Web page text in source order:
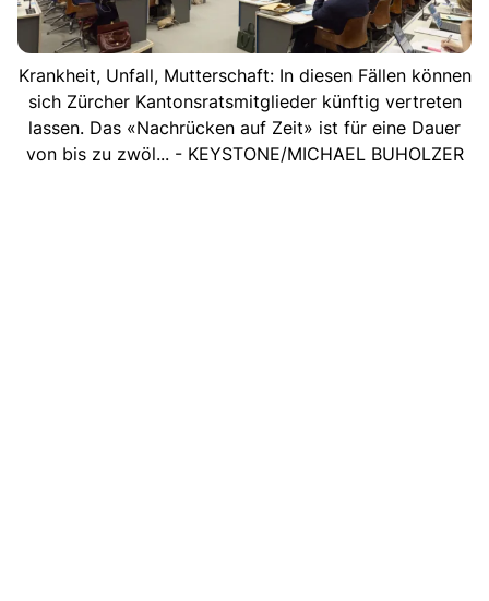
Krankheit, Unfall, Mutterschaft: In diesen Fällen können
sich Zürcher Kantonsratsmitglieder künftig vertreten
lassen. Das «Nachrücken auf Zeit» ist für eine Dauer
von bis zu zwöl... - KEYSTONE/MICHAEL BUHOLZER